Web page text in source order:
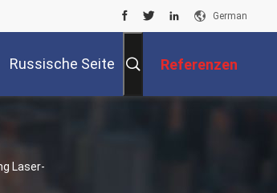
German
Russische Seite Referenzen
Laser-